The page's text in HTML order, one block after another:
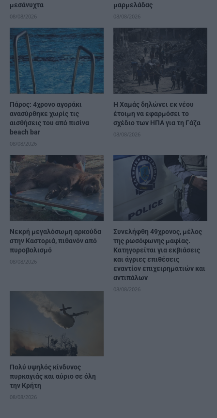
μεσάνυχτα
08/08/2026
μαρμελάδας
08/08/2026
Πάρος: 4χρονο αγοράκι
ανασύρθηκε χωρίς τις
αισθήσεις του από πισίνα
beach bar
08/08/2026
Η Χαμάς δηλώνει εκ νέου
έτοιμη να εφαρμόσει το
σχέδιο των ΗΠΑ για τη Γάζα
08/08/2026
Νεκρή μεγαλόσωμη αρκούδα
στην Καστοριά, πιθανόν από
πυροβολισμό
08/08/2026
Συνελήφθη 49χρονος, μέλος
της ρωσόφωνης μαφίας.
Κατηγορείται για εκβιάσεις
και άγριες επιθέσεις
εναντίον επιχειρηματιών και
αντιπάλων
08/08/2026
Πολύ υψηλός κίνδυνος
πυρκαγιάς και αύριο σε όλη
την Κρήτη
08/08/2026